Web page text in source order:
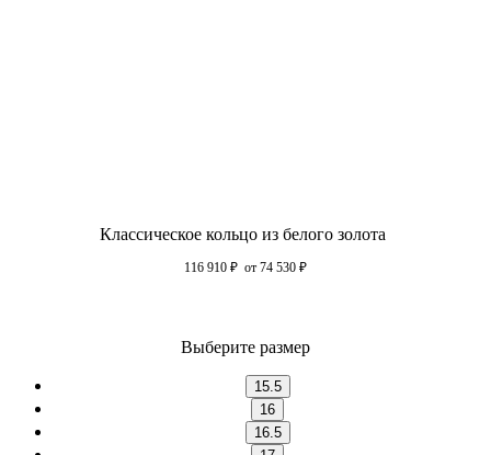
Классическое кольцо из белого золота
116 910 ₽ от 74 530 ₽
Выберите размер
15.5
16
16.5